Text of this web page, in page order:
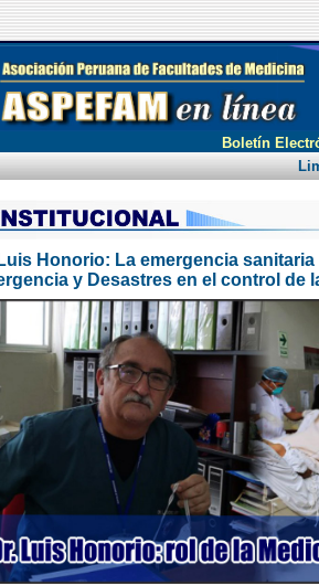
Boletín
Honorio: La emergencia
y Desastres en el control de